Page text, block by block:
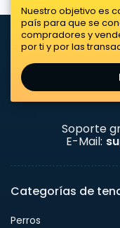
Nuestro objetivo es
país para que se
compradores y
por ti y por las
Soporte
E-Mail:
Categorías de
Perros